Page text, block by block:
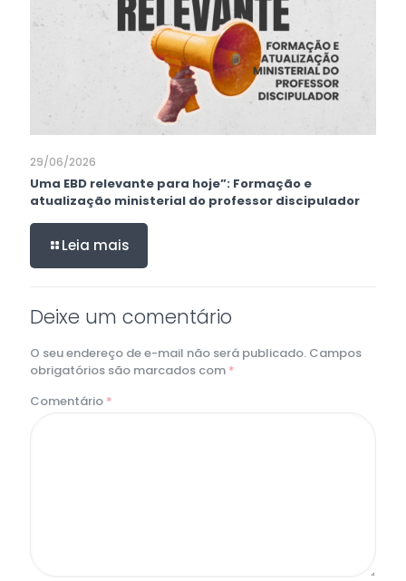
29/06/2026
Uma EBD relevante para hoje”: Formação e
atualização ministerial do professor discipulador
Leia mais
Deixe um comentário
O seu endereço de e-mail não será publicado. Campos
obrigatórios são marcados com *
Comentário *